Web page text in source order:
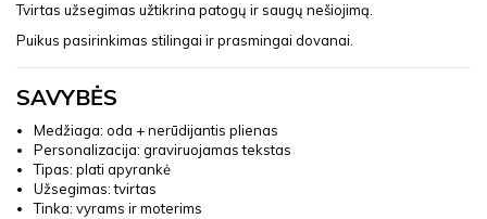
Tvirtas užsegimas užtikrina patogų ir saugų nešiojimą.
Puikus pasirinkimas stilingai ir prasmingai dovanai.
SAVYBĖS
Medžiaga: oda + nerūdijantis plienas
Personalizacija: graviruojamas tekstas
Tipas: plati apyrankė
Užsegimas: tvirtas
Tinka: vyrams ir moterims